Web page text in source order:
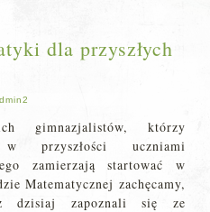
dla przyszłych
gimnazjalistów, którzy
przyszłości uczniami
zamierzają startować w
Matematycznej zachęcamy,
dzisiaj zapoznali się ze